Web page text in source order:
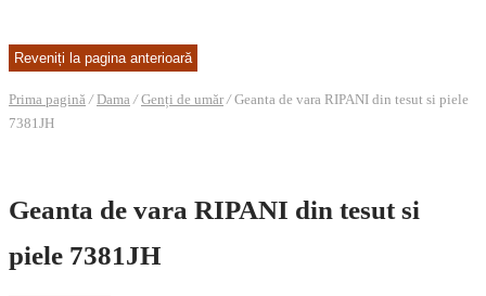
Prima pagină / Dama / Genți de umăr /Geanta de vara RIPANI din tesut si piele
7381JH
Geanta de vara RIPANI din tesut si
piele 7381JH